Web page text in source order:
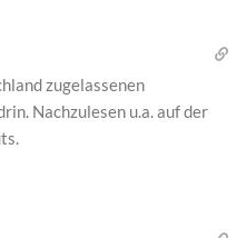
zugelassenen
Nachzulesen u.a. auf der